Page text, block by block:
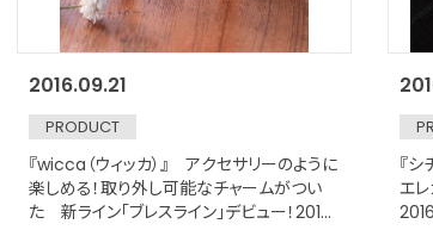
2016.09.21
PRODUCT
『wicca（ウィッカ）』 アクセサリーのように
楽しめる！取り外し可能なチャームがつい
た 新ライン「ブレスライン」デビュー！2016
『
エ